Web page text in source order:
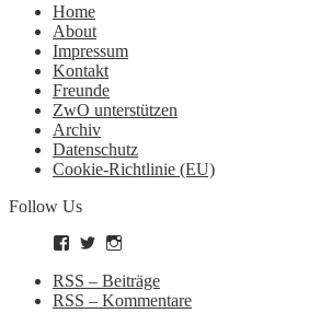
Home
About
Impressum
Kontakt
Freunde
ZwO unterstützen
Archiv
Datenschutz
Cookie-Richtlinie (EU)
Follow Us
Profil
zockworkorange
auf
Facebook
Profil
zockworkorange
auf
Twitter
zockworkorange
auf
Instagram
RSS – Beiträge
RSS – Kommentare